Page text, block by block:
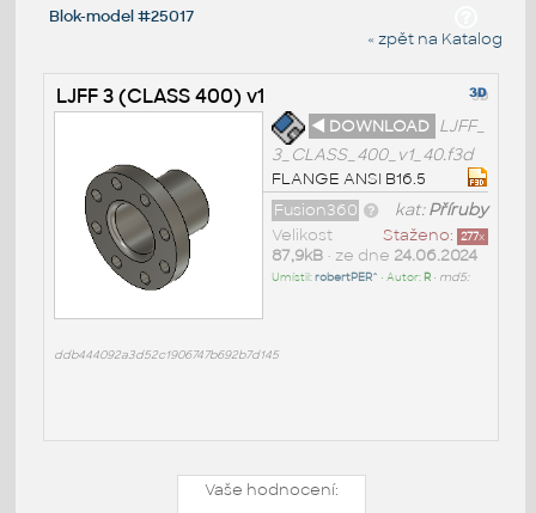
Blok-model #25017
« zpět na Katalog
LJFF 3 (CLASS 400) v1
◄ DOWNLOAD LJFF_
3_CLASS_400_v1_40.f3d
FLANGE ANSI B16.5
kat:Příruby
Fusion360
Staženo: 277x
Velikost
87,9kB• ze dne 24.06.2024
Umístil:robertPER^ • Autor: R• md5:
ddb444092a3d52c1906747b692b7d145
Vaše hodnocení: